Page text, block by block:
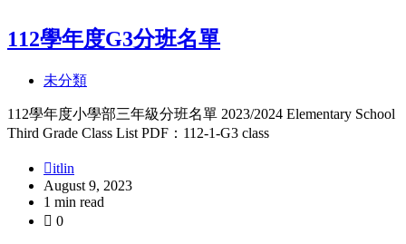
112學年度G3分班名單
未分類
112學年度小學部三年級分班名單 2023/2024 Elementary School
Third Grade Class List PDF：112-1-G3 class
itlin
August 9, 2023
1 min read
0